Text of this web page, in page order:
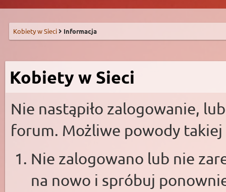
Kobiety w Sieci Informacja
Kobiety w Sieci
Nie nastąpiło zalogowanie,
forum. Możliwe powody takiej
Nie zalogowano lub nie
na nowo i spróbuj